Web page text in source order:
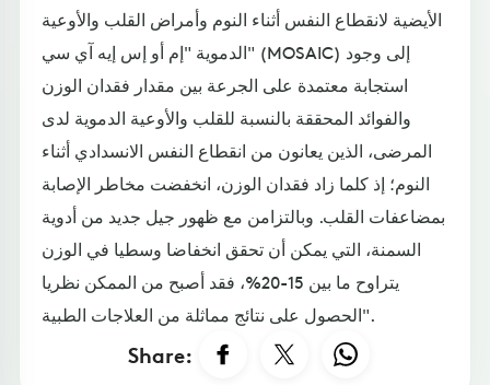
الأيضية لانقطاع النفس أثناء النوم وأمراض القلب والأوعية
الدموية "إم أو إس إيه آي سي" (MOSAIC) إلى وجود
استجابة معتمدة على الجرعة بين مقدار فقدان الوزن
والفوائد المحققة بالنسبة للقلب والأوعية الدموية لدى
المرضى، الذين يعانون من انقطاع النفس الانسدادي أثناء
النوم؛ إذ كلما زاد فقدان الوزن، انخفضت مخاطر الإصابة
بمضاعفات القلب. وبالتزامن مع ظهور جيل جديد من أدوية
السمنة، التي يمكن أن تحقق انخفاضا وسطيا في الوزن
يتراوح ما بين 15-20%، فقد أصبح من الممكن نظريا
الحصول على نتائج مماثلة من العلاجات الطبية".
Share: